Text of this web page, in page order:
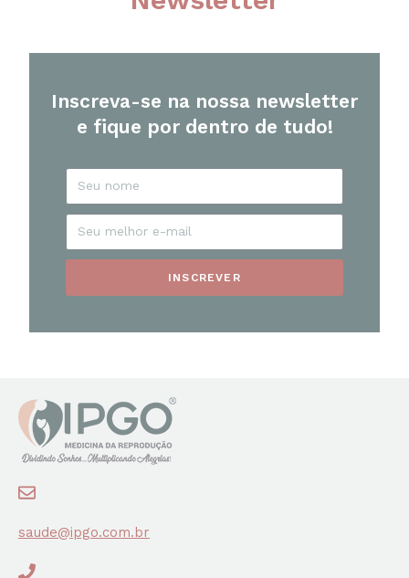
Inscreva-se na nossa newsletter
e fique por dentro de tudo!
INSCREVER
saude@ipgo.com.br